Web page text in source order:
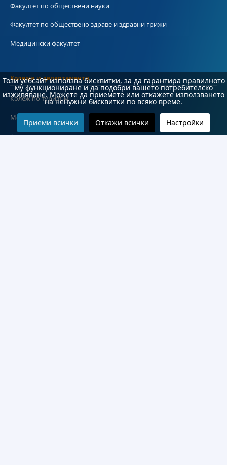
Факултет по обществени науки
Факултет по обществено здраве и здравни грижи
Медицински факултет
Колежи и департаменти
Колеж по туризъм
Медицински колеж
Технически колеж
Този уебсайт използва бисквитки, за да гарантира правилното
му функциониране и да подобри вашето потребителско
изживяване. Можете да приемете или откажете използването
на ненужни бисквитки по всяко време.
Приеми всички Откажи всички Настройки